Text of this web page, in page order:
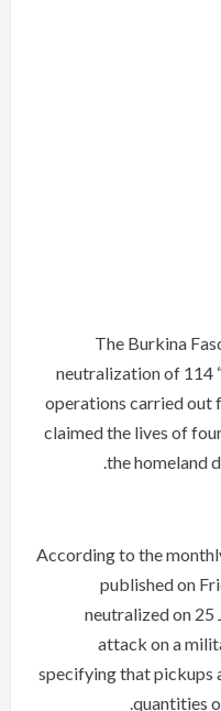
The Burkina
neutralization of 114
operations carried out
claimed the lives of
the homeland
According to the
published on
neutralized on 25
attack on a
specifying that pickups
quantities